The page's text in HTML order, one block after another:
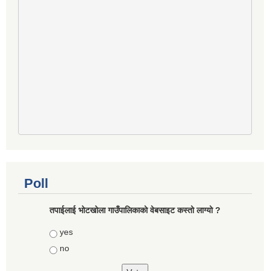
Poll
तपाईलाई भोटखोला गाउँपालिकाकाे वेबसाइट कस्तो लाग्यो ?
Choices
yes
no